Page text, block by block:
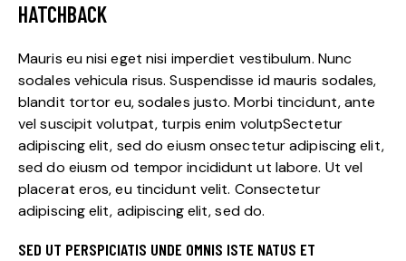
HATCHBACK
Mauris eu nisi eget nisi imperdiet vestibulum. Nunc
sodales vehicula risus. Suspendisse id mauris sodales,
blandit tortor eu, sodales justo. Morbi tincidunt, ante
vel suscipit volutpat, turpis enim volutpSectetur
adipiscing elit, sed do eiusm onsectetur adipiscing elit,
sed do eiusm od tempor incididunt ut labore. Ut vel
placerat eros, eu tincidunt velit. Consectetur
adipiscing elit, adipiscing elit, sed do.
SED UT PERSPICIATIS UNDE OMNIS ISTE NATUS ET